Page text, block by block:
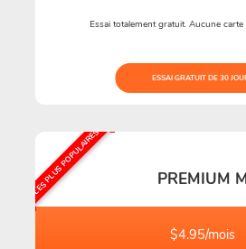
Essai totalement gratuit. Aucune
ESSAI GRATUIT DE 30
LES PLUS POPULAIRES PREMIUM
$4.95/mois